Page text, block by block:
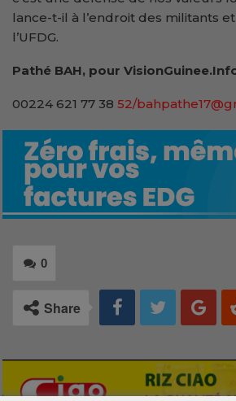
lance-t-il à l’endroit des militants
l’UFDG.
Pathé BAH, pour
00224 621 77 38 52/
0
Share